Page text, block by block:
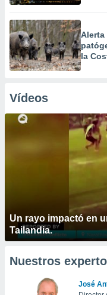
Alerta
la
Vídeos
Un rayo impactó en
Tailandia.
Nuestros
José